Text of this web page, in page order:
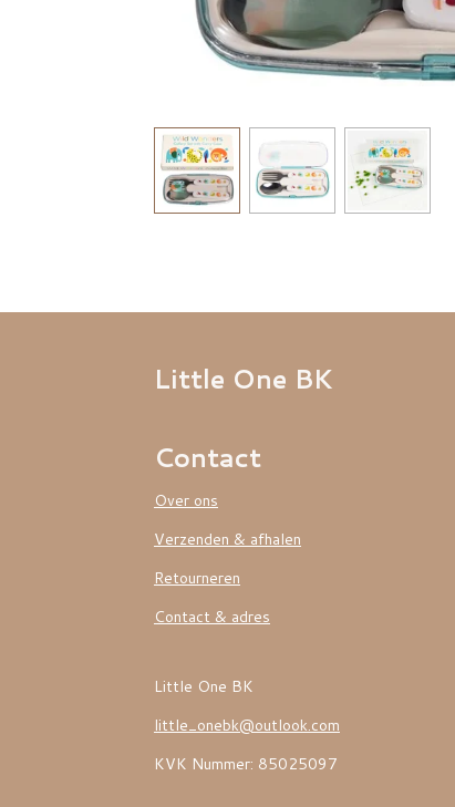
Little One BK
Contact
Over ons
Verzenden & afhalen
Retourneren
Contact & adres
Little One BK
little_onebk@outlook.com
KVK Nummer: 85025097